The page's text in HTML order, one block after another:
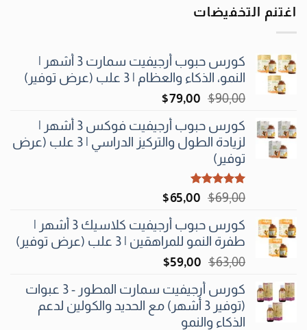
اغتنم التخفيضات
كورس حبوب أرجيفيت سمارت 3 أشهر |
النمو، الذكاء والعظام | 3 علب (عرض توفير)
$
90٫00
السعر
الأصلي
هو:
$90٫00.
$ 79٫00
السعر
هو:
$79٫00.
كورس حبوب أرجيفيت فوكس 3 أشهر |
لزيادة الطول والتركيز الدراسي | 3 علب (عرض
توفير)
تم التقييم
5.00من 5
$ 69٫00
السعر
الأصلي
هو:
$69٫00.
$ 65٫00
السعر
هو:
$65٫00.
كورس حبوب أرجيفيت كلاسيك 3 أشهر |
طفرة النمو للمراهقين | 3 علب (عرض توفير)
$
63٫00
السعر
هو:
$63٫00.
$ 59٫00
السعر
هو:
$59٫00.
كورس أرجيفيت سمارت المطور - 3 عبوات
(توفير 3 أشهر) مع الحديد والكولين لدعم
الذكاء والنمو